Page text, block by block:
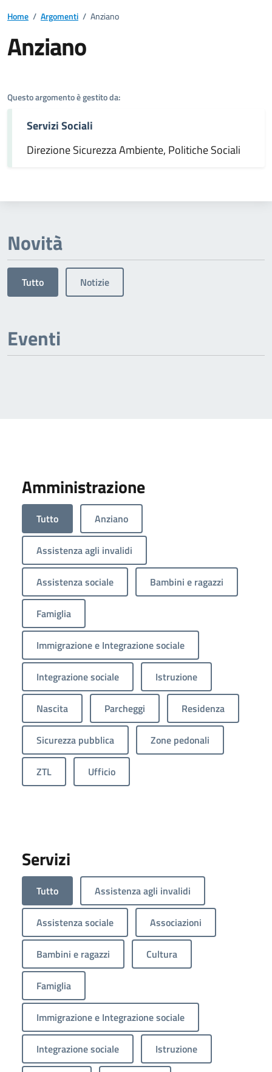
Home / Argomenti / Anziano
Anziano
Questo argomento è gestito da:
Servizi Sociali
Direzione Sicurezza Ambiente, Politiche Sociali
Novità
Tutto Notizie
Eventi
Amministrazione
Tutto Anziano
Assistenza agli invalidi
Assistenza sociale Bambini e ragazzi
Famiglia
Immigrazione e Integrazione sociale
Integrazione sociale Istruzione
Nascita Parcheggi Residenza
Sicurezza pubblica Zone pedonali
ZTL Ufficio
Servizi
Tutto Assistenza agli invalidi
Assistenza sociale Associazioni
Bambini e ragazzi Cultura
Famiglia
Immigrazione e Integrazione sociale
Integrazione sociale Istruzione